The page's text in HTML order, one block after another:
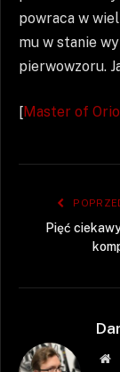
powraca w
mu w stanie
pierwowzoru.
[Master of
Pięć